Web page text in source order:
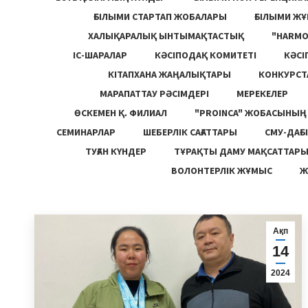
ҒЫЛЫМИ СТАРТАП ЖОБАЛАРЫ
ҒЫЛЫМИ
ХАЛЫҚАРАЛЫҚ ЫНТЫМАҚТАСТЫҚ
ІС-ШАРАЛАР
КӘСІПОДАҚ КОМИТЕТІ
КІТАПХАНА ЖАҢАЛЫҚТАРЫ
МАРАПАТТАУ РӘСІМДЕРІ
МЕРЕКЕЛЕР
ӨСКЕМЕН Қ. ФИЛИАЛ
"PROINCA"
СЕМИНАРЛАР
ШЕБЕРЛІК САҒАТТАРЫ
СМУ-
ТУҒАН КҮНДЕР
ТҰРАҚТЫ ДАМУ МАҚСАТТАРЫ
ВОЛОНТЕРЛІК ЖҰМЫС
Ақп
14
2024